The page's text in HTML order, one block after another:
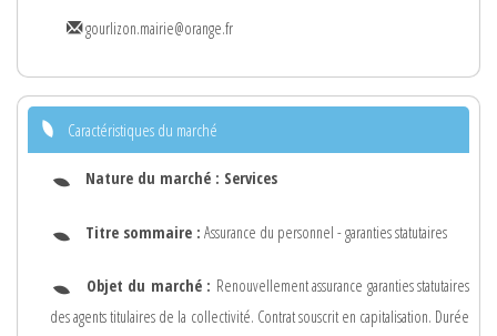
gourlizon.mairie@orange.fr
Caractéristiques du marché
Nature du marché : Services
Titre sommaire : Assurance du personnel - garanties statutaires
Objet du marché : Renouvellement assurance garanties statutaires
des agents titulaires de la collectivité. Contrat souscrit en capitalisation. Durée